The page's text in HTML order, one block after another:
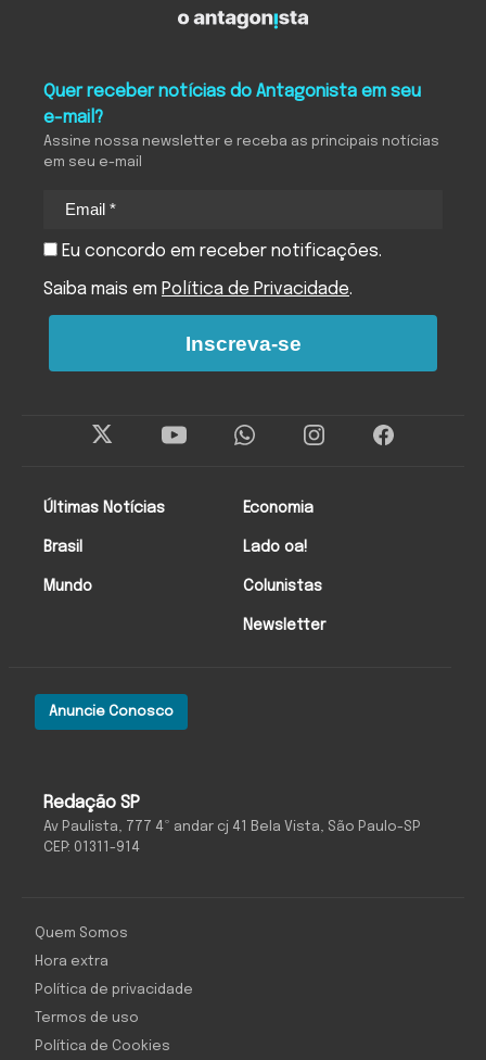
Redação SP
Av Paulista, 777 4º andar cj 41 Bela Vista, São Paulo-SP
CEP: 01311-914
Anuncie Conosco
Últimas Notícias
Brasil
Mundo
Economia
Lado oa!
Colunistas
Newsletter
Quer receber notícias do Antagonista em seu
e-mail?
Assine nossa newsletter e receba as principais notícias
em seu e-mail
Eu concordo em receber notificações.
Saiba mais em Política de Privacidade.
Inscreva-se
Quem Somos
Hora extra
Política de privacidade
Termos de uso
Política de Cookies